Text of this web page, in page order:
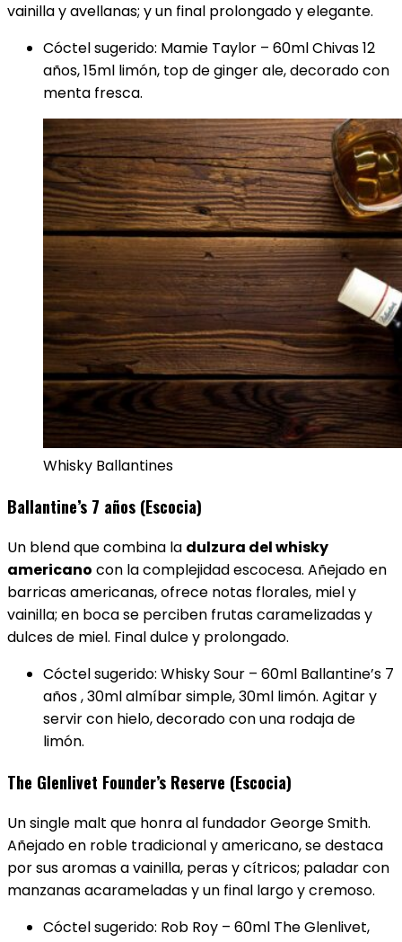
vainilla y avellanas; y un final prolongado y elegante.
Cóctel sugerido: Mamie Taylor – 60ml Chivas 12
años, 15ml limón, top de ginger ale, decorado con
menta fresca.
Whisky Ballantines
Ballantine’s 7 años (Escocia)
Un blend que combina la dulzura del whisky
americano con la complejidad escocesa. Añejado en
barricas americanas, ofrece notas florales, miel y
vainilla; en boca se perciben frutas caramelizadas y
dulces de miel. Final dulce y prolongado.
Cóctel sugerido: Whisky Sour – 60ml Ballantine’s 7
años , 30ml almíbar simple, 30ml limón. Agitar y
servir con hielo, decorado con una rodaja de
limón.
The Glenlivet Founder’s Reserve (Escocia)
Un single malt que honra al fundador George Smith.
Añejado en roble tradicional y americano, se destaca
por sus aromas a vainilla, peras y cítricos; paladar con
manzanas acarameladas y un final largo y cremoso.
Cóctel sugerido: Rob Roy – 60ml The Glenlivet,